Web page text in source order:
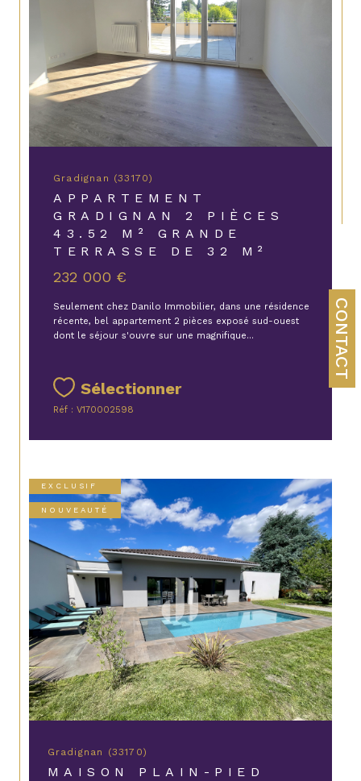
CONTACT
Gradignan (33170)
APPARTEMENT
GRADIGNAN 2 PIÈCES
43.52 M² GRANDE
TERRASSE DE 32 M²
232 000 €
Seulement chez Danilo Immobilier, dans une résidence
récente, bel appartement 2 pièces exposé sud-ouest
dont le séjour s'ouvre sur une magnifique...
Sélectionner
Réf : V170002598
Gradignan (33170)
MAISON PLAIN-PIED
EXCLUSIF
NOUVEAUTÉ